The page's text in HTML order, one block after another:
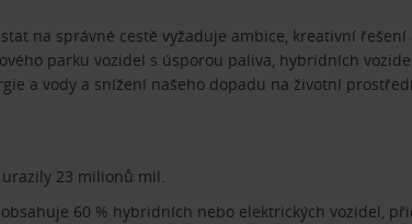
na správné cestě vyžaduje ambice, kreativní řešení
parku vozidel s úsporou paliva, hybridních
a vody a snížení našeho dopadu na životní
23 milionů mil.
60 % hybridních nebo elektrických vozidel,